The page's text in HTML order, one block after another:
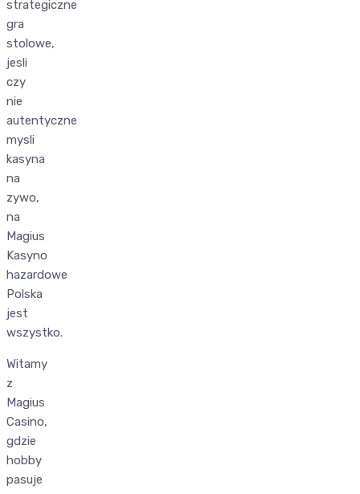
strategiczne
gra
stolowe,
jesli
czy
nie
autentyczne
mysli
kasyna
na
zywo,
na
Magius
Kasyno
hazardowe
Polska
jest
wszystko.
Witamy
z
Magius
Casino,
gdzie
hobby
pasuje